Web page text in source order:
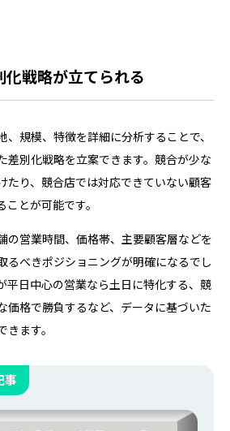
戦略が立てられる
、規模、特徴を詳細に分析することで、
差別化戦略を立案できます。競合が少な
たり、競合店では対応できていない顧客
とが可能です。
の営業時間、価格帯、主要顧客層などを
るべきポジショニングが明確になるでし
平日中心の営業なら土日に特化する、競
価格で勝負するなど、データに基づいた
ます。
事